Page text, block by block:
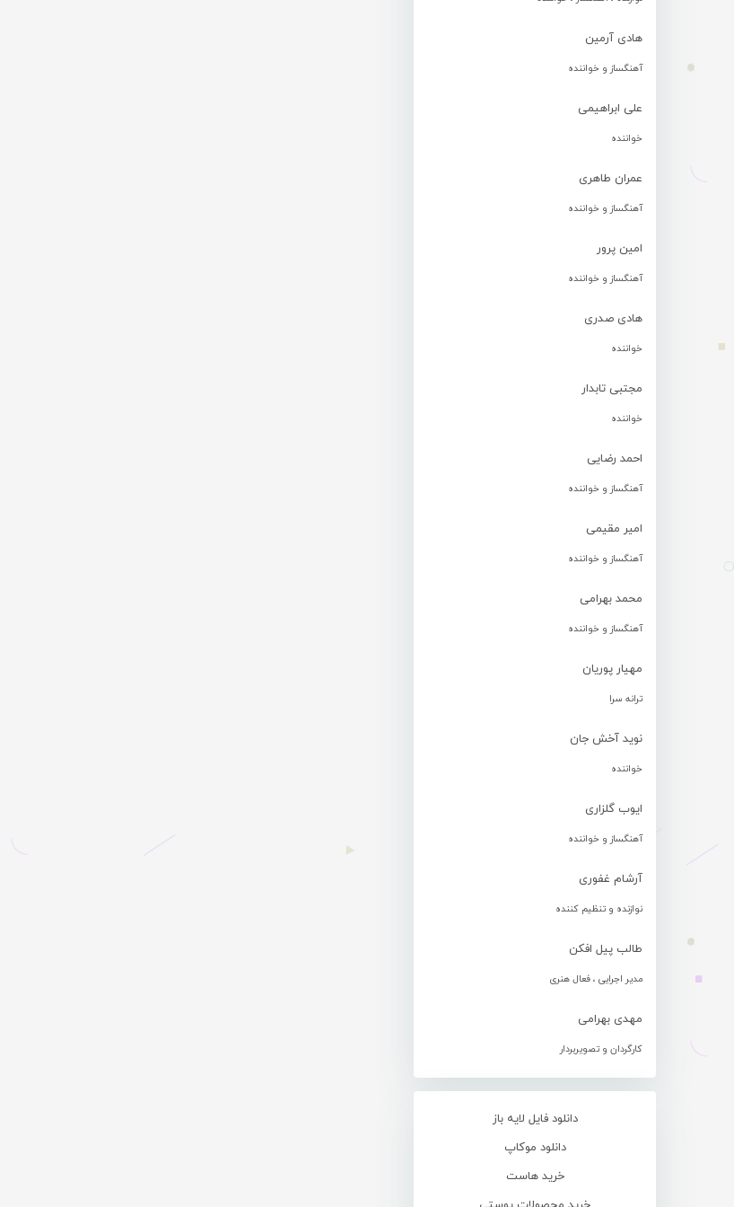
هادی آرمین
آهنگساز و خواننده
علی ابراهیمی
خواننده
عمران طاهری
آهنگساز و خواننده
امین پرور
آهنگساز و خواننده
هادی صدری
خواننده
مجتبی تابدار
خواننده
احمد رضایی
آهنگساز و خواننده
امیر مقیمی
آهنگساز و خواننده
محمد بهرامی
آهنگساز و خواننده
مهیار پوریان
ترانه سرا
نوید آخش جان
خواننده
ایوب گلزاری
آهنگساز و خواننده
آرشام غفوری
نوازنده و تنظیم کننده
طالب پیل افکن
مدیر اجرایی ، فعال هنری
مهدی بهرامی
کارگردان و تصویربردار
دانلود فایل لایه باز
دانلود موکاپ
خرید هاست